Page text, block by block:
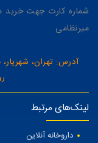
میرنظامی
آدرس: تهران، شهریار،
لینک‌های مرتبط
داروخانه آنلاین